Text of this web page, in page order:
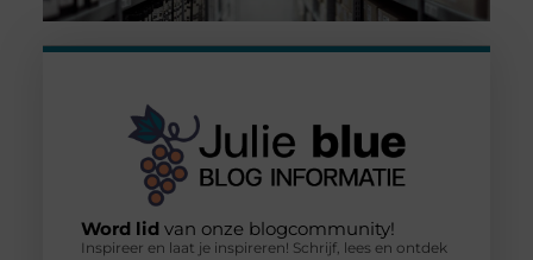
Word lid van onze blogcommunity!
Inspireer en laat je inspireren! Schrijf, lees en ontdek